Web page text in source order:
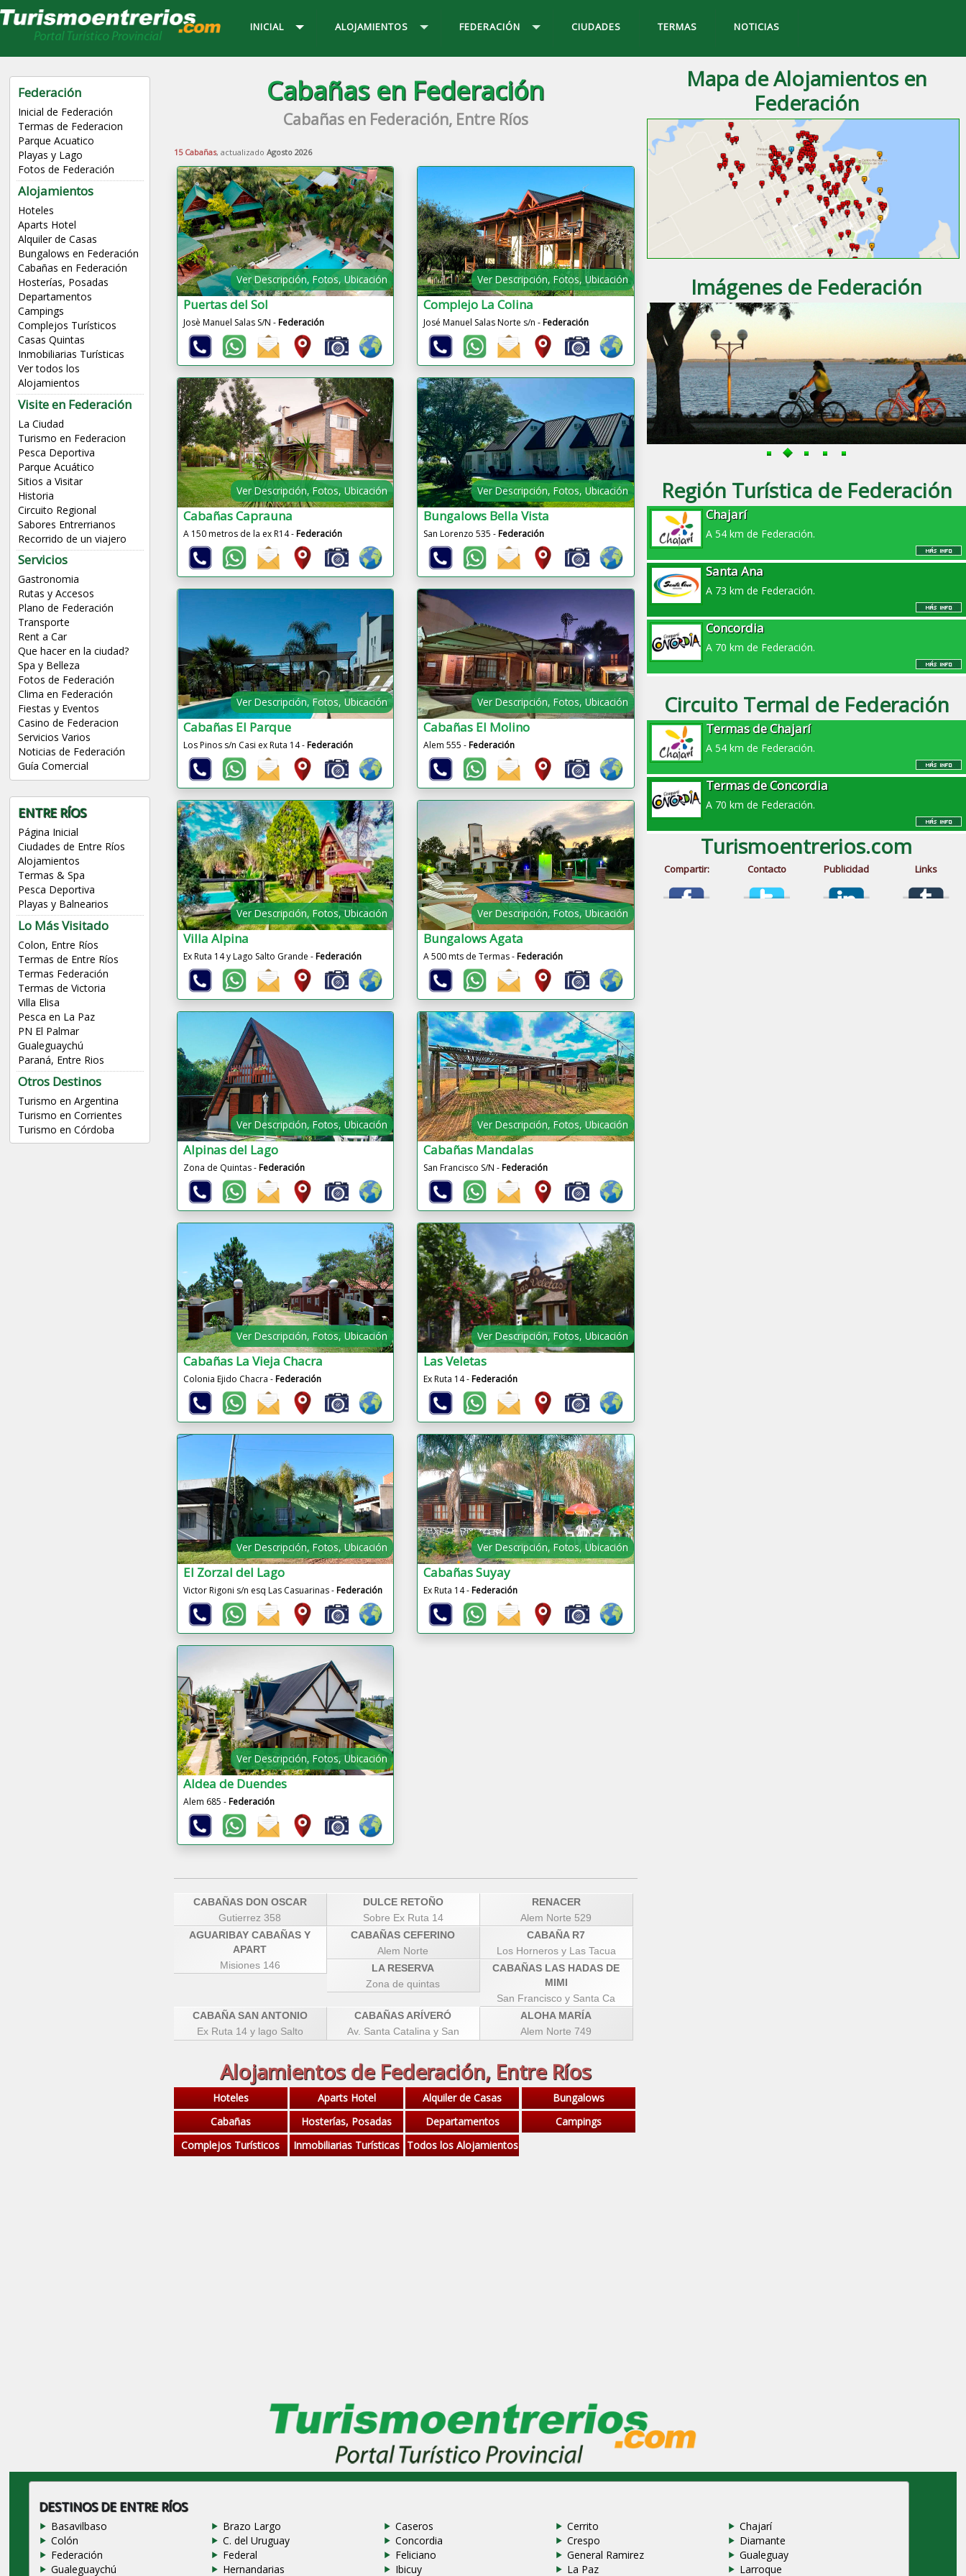
INICIAL ALOJAMIENTOS FEDERACIÓN CIUDADES TERMAS NOTICIAS
Federación
Inicial de Federación
Termas de Federacion
Parque Acuatico
Playas y Lago
Fotos de Federación
Alojamientos
Hoteles
Aparts Hotel
Alquiler de Casas
Bungalows en Federación
Cabañas en Federación
Hosterías, Posadas
Departamentos
Campings
Complejos Turísticos
Casas Quintas
Inmobiliarias Turísticas
Ver todos los
Alojamientos
Visite en Federación
La Ciudad
Turismo en Federacion
Pesca Deportiva
Parque Acuático
Sitios a Visitar
Historia
Circuito Regional
Sabores Entrerrianos
Recorrido de un viajero
Servicios
Gastronomia
Rutas y Accesos
Plano de Federación
Transporte
Rent a Car
Que hacer en la ciudad?
Spa y Belleza
Fotos de Federación
Clima en Federación
Fiestas y Eventos
Casino de Federacion
Servicios Varios
Noticias de Federación
Guía Comercial
ENTRE RÍOS
Página Inicial
Ciudades de Entre Ríos
Alojamientos
Termas & Spa
Pesca Deportiva
Playas y Balnearios
Lo Más Visitado
Colon, Entre Ríos
Termas de Entre Ríos
Termas Federación
Termas de Victoria
Villa Elisa
Pesca en La Paz
PN El Palmar
Gualeguaychú
Paraná, Entre Rios
Otros Destinos
Turismo en Argentina
Turismo en Corrientes
Turismo en Córdoba
Cabañas en Federación
Cabañas en Federación, Entre Ríos
15 Cabañas, actualizado Agosto 2026
Ver Descripción, Fotos, Ubicación
Puertas del Sol
Josè Manuel Salas S/N -Federación
Ver Descripción, Fotos, Ubicación
Complejo La Colina
José Manuel Salas Norte s/n -Federación
Ver Descripción, Fotos, Ubicación
Cabañas Caprauna
A 150 metros de la ex R14 -Federación
Ver Descripción, Fotos, Ubicación
Bungalows Bella Vista
San Lorenzo 535 -Federación
Ver Descripción, Fotos, Ubicación
Cabañas El Parque
Los Pinos s/n Casi ex Ruta 14 -Federación
Ver Descripción, Fotos, Ubicación
Cabañas El Molino
Alem 555 -Federación
Ver Descripción, Fotos, Ubicación
Villa Alpina
Ex Ruta 14 y Lago Salto Grande -Federación
Ver Descripción, Fotos, Ubicación
Bungalows Agata
A 500 mts de Termas -Federación
Ver Descripción, Fotos, Ubicación
Alpinas del Lago
Zona de Quintas -Federación
Ver Descripción, Fotos, Ubicación
Cabañas Mandalas
San Francisco S/N -Federación
Ver Descripción, Fotos, Ubicación
Cabañas La Vieja Chacra
Colonia Ejido Chacra -Federación
Ver Descripción, Fotos, Ubicación
Las Veletas
Ex Ruta 14 -Federación
Ver Descripción, Fotos, Ubicación
El Zorzal del Lago
Victor Rigoni s/n esq Las Casuarinas -Federación
Ver Descripción, Fotos, Ubicación
Cabañas Suyay
Ex Ruta 14 -Federación
Ver Descripción, Fotos, Ubicación
Aldea de Duendes
Alem 685 -Federación
CABAÑAS DON OSCAR
Gutierrez 358
DULCE RETOÑO
Sobre Ex Ruta 14
RENACER
Alem Norte 529
AGUARIBAY CABAÑAS Y
APART
Misiones 146
CABAÑAS CEFERINO
Alem Norte
CABAÑA R7
Los Horneros y Las Tacua
LA RESERVA
Zona de quintas
CABAÑAS LAS HADAS DE
MIMI
San Francisco y Santa Ca
CABAÑA SAN ANTONIO
Ex Ruta 14 y lago Salto
CABAÑAS ARÍVERÓ
Av. Santa Catalina y San
ALOHA MARÍA
Alem Norte 749
Alojamientos de Federación, Entre Ríos
Hoteles Aparts Hotel Alquiler de Casas
Bungalows
Cabañas
Hosterías, Posadas Departamentos
Campings
Complejos Turísticos
Inmobiliarias Turísticas Todos los Alojamientos
Mapa de Alojamientos en
Federación
Imágenes de Federación
Región Turística de Federación
Chajarí
A 54 km de Federación.
Santa Ana
A 73 km de Federación.
Concordia
A 70 km de Federación.
Circuito Termal de Federación
Termas de Chajarí
A 54 km de Federación.
Termas de Concordia
A 70 km de Federación.
Turismoentrerios.com
Compartir: Contacto Publicidad Links
DESTINOS DE ENTRE RÍOS
Basavilbaso Brazo Largo Caseros Cerrito
Chajarí
Colón
C. del Uruguay Concordia Crespo
Diamante
Federación
Federal Feliciano General Ramirez
Gualeguay
Gualeguaychú
Hernandarias Ibicuy La Paz Larroque